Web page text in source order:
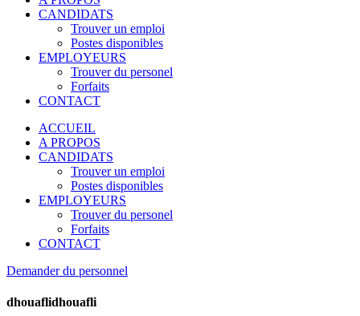
CANDIDATS
Trouver un emploi
Postes disponibles
EMPLOYEURS
Trouver du personel
Forfaits
CONTACT
ACCUEIL
A PROPOS
CANDIDATS
Trouver un emploi
Postes disponibles
EMPLOYEURS
Trouver du personel
Forfaits
CONTACT
Demander du personnel
dhouaflidhouafli